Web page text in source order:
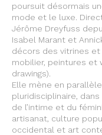
poursuit désormais
mode et le luxe.
Jérôme Dreyfuss
Isabel Marant et
décors des vitrines
mobilier, peintures et
drawings).
Elle mène en
pluridisciplinaire,
de l’intime et du
artisanat, culture
occidental et art